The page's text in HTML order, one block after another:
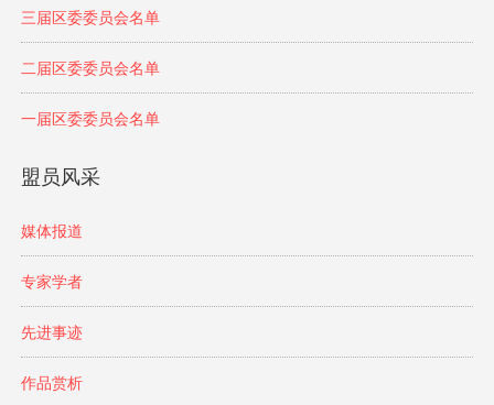
三届区委委员会名单
二届区委委员会名单
一届区委委员会名单
盟员风采
媒体报道
专家学者
先进事迹
作品赏析